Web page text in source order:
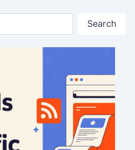
Search